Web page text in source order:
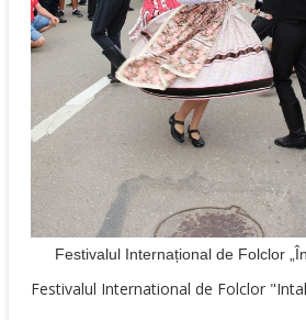
Festivalul Internațional de Folclor
Festivalul International de Folclor